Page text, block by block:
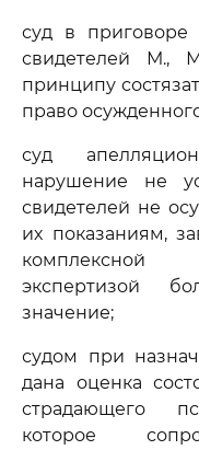
суд в приговоре
свидетелей М.,
принципу
право
суд
нарушение не
свидетелей не
их показаниям,
комплексной
экспертизой
значение;
судом при
дана оценка
страдающего
которое